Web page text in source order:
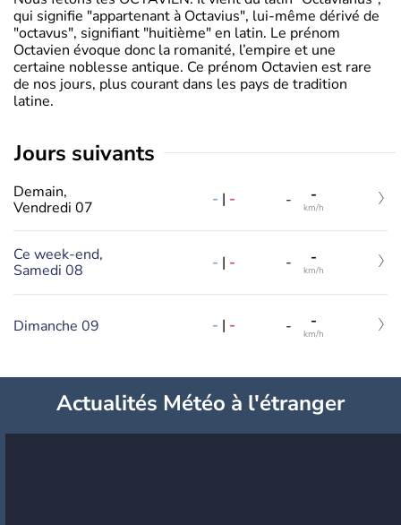
qui signifie "appartenant à Octavius", lui-même dérivé de
"octavus", signifiant "huitième" en latin. Le prénom
Octavien évoque donc la romanité, l’empire et une
certaine noblesse antique. Ce prénom Octavien est rare
de nos jours, plus courant dans les pays de tradition
latine.
jours suivants
Demain,
Vendredi 07
- | - - -
km/h
Ce week-end,
Samedi 08
- | - - -
km/h
Dimanche 09 - | - - -
km/h
Actualités Météo à l'étranger